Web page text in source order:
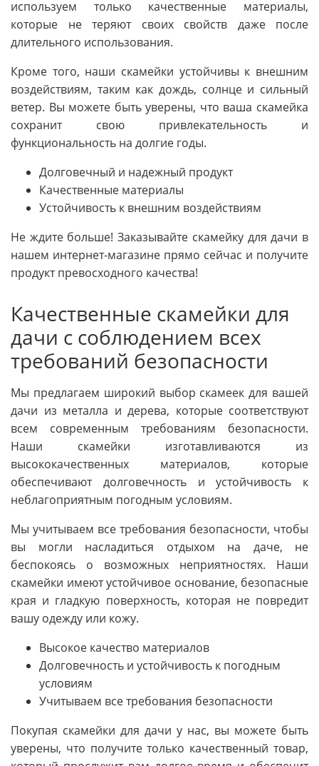
используем только качественные материалы,
которые не теряют своих свойств даже после
длительного использования.
Кроме того, наши скамейки устойчивы к внешним
воздействиям, таким как дождь, солнце и сильный
ветер. Вы можете быть уверены, что ваша скамейка
сохранит свою привлекательность и
функциональность на долгие годы.
Долговечный и надежный продукт
Качественные материалы
Устойчивость к внешним воздействиям
Не ждите больше! Заказывайте скамейку для дачи в
нашем интернет-магазине прямо сейчас и получите
продукт превосходного качества!
Качественные скамейки для
дачи с соблюдением всех
требований безопасности
Мы предлагаем широкий выбор скамеек для вашей
дачи из металла и дерева, которые соответствуют
всем современным требованиям безопасности.
Наши скамейки изготавливаются из
высококачественных материалов, которые
обеспечивают долговечность и устойчивость к
неблагоприятным погодным условиям.
Мы учитываем все требования безопасности, чтобы
вы могли насладиться отдыхом на даче, не
беспокоясь о возможных неприятностях. Наши
скамейки имеют устойчивое основание, безопасные
края и гладкую поверхность, которая не повредит
вашу одежду или кожу.
Высокое качество материалов
Долговечность и устойчивость к погодным
условиям
Учитываем все требования безопасности
Покупая скамейки для дачи у нас, вы можете быть
уверены, что получите только качественный товар,